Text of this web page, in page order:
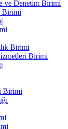
ve Denetim Birimi
Birimi
Birimi
Birimi
Birimi